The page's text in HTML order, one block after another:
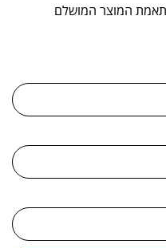
המוצר המושלם